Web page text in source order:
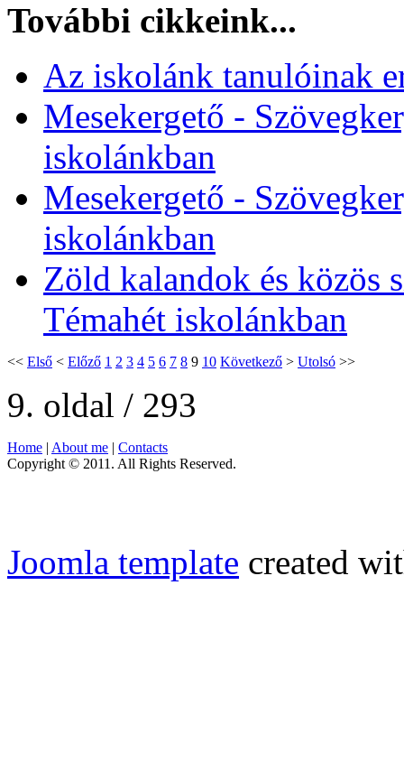
További cikkeink...
Az iskolánk tanulóinak
Mesekergető -
iskolánkban
Mesekergető -
iskolánkban
Zöld kalandok és közös
Témahét iskolánkban
<< Első < Előző 1 2 3 4 5 6 7 8 9 10 Következő > Utolsó >>
9. oldal / 293
Home About me
Contacts
Copyright © 2011. All Rights Reserved.
Joomla template created